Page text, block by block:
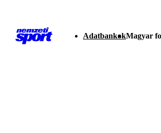
AdatbankokMagyar